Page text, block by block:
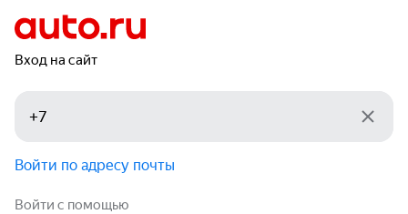
Вход на сайт
Войти по адресу почты
Войти с помощью